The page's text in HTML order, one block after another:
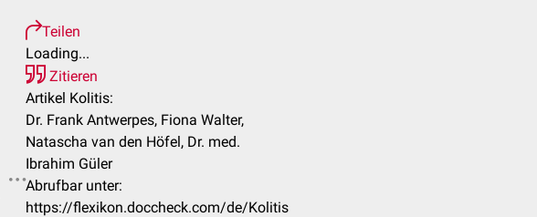
Teilen
Loading...
Zitieren
Artikel Kolitis:
Dr. Frank Antwerpes, Fiona Walter,
Natascha van den Höfel, Dr. med.
Ibrahim Güler
Abrufbar unter:
https://flexikon.doccheck.com/de/Kolitis